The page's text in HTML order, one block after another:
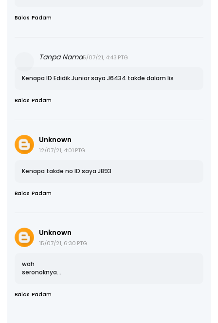
Balas Padam
Tanpa Nama5/07/21, 4:43 PTG
Kenapa ID Edidik Junior saya J6434 takde dalam lis
Balas Padam
Unknown
12/07/21, 4:01 PTG
Kenapa takde no ID saya J893
Balas Padam
Unknown
15/07/21, 6:30 PTG
wah
seronoknya...
Balas Padam